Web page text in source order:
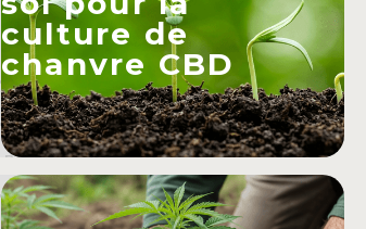
culture de
chanvre CBD